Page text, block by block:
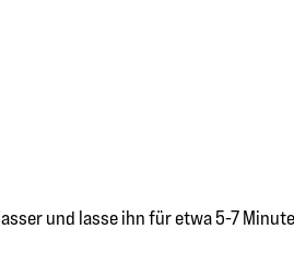
und lasse ihn für etwa 5-7